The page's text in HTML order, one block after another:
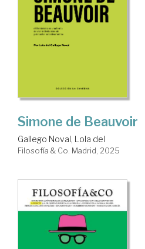
Simone de Beauvoir
Gallego Noval, Lola del
Filosofía & Co. Madrid, 2025